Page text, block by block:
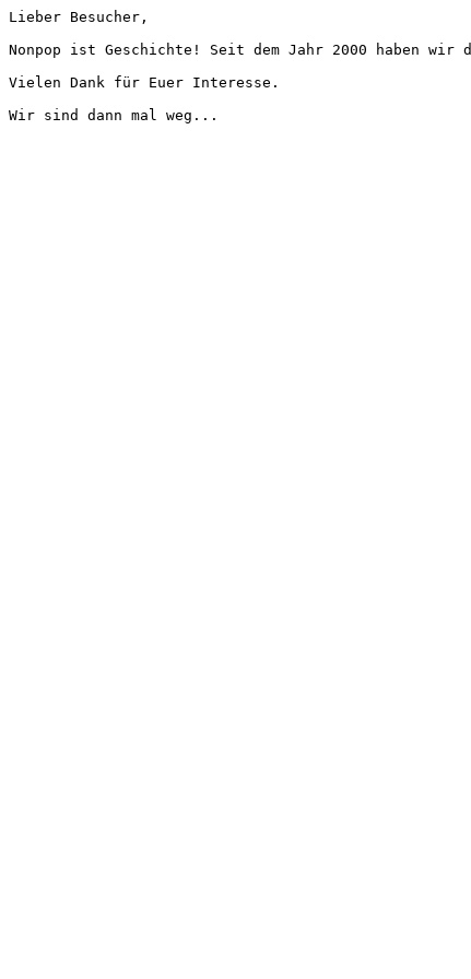
Lieber Besucher,
Nonpop ist Geschichte! Seit dem Jahr 2000 haben wir
Vielen Dank für Euer Interesse.
Wir sind dann mal weg...